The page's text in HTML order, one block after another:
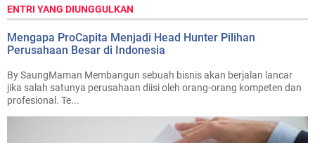
ENTRI YANG DIUNGGULKAN
Mengapa ProCapita Menjadi Head Hunter Pilihan
Perusahaan Besar di Indonesia
By SaungMaman Membangun sebuah bisnis akan berjalan lancar
jika salah satunya perusahaan diisi oleh orang-orang kompeten dan
profesional. Te...